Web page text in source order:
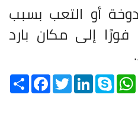
أو التعب بسبب
فورًا إلى مكان بارد
Share FacebookTwitterLinkedInSkype